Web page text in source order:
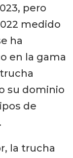
pero
medido
ha
en la gama
su dominio
de
la trucha